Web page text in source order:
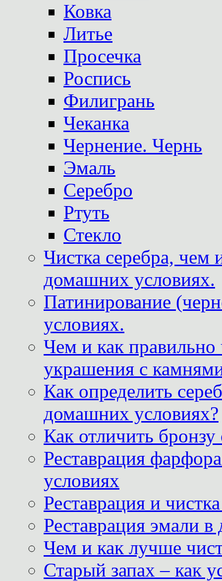
Ковка
Литье
Просечка
Роспись
Филигрань
Чеканка
Чернение. Чернь
Эмаль
Серебро
Ртуть
Стекло
Чистка серебра, чем
домашних условиях.
Патинирование
условиях.
Чем и как
украшения с
Как определить
домашних условиях?
Как отличить
Реставрация
условиях
Реставрация и
Реставрация эмали
Чем и как лучше
Старый запах – как